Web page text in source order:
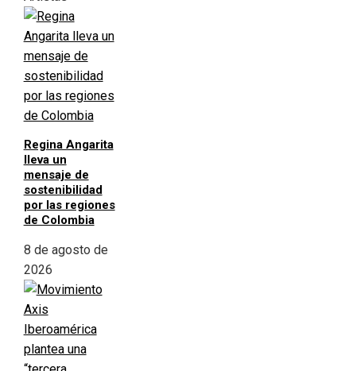
Regina Angarita
lleva un
mensaje de
sostenibilidad
por las regiones
de Colombia
8 de agosto de
2026